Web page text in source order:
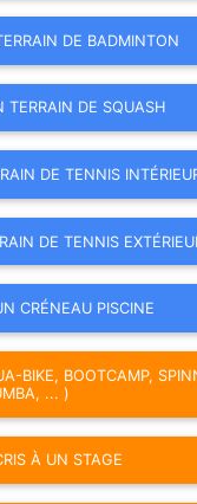
DE BADMINTON
TERRAIN DE SQUASH
DE TENNIS
DE TENNIS
CRÉNEAU PISCINE
BIKE, BOOTCAMP,
... )
À UN STAGE